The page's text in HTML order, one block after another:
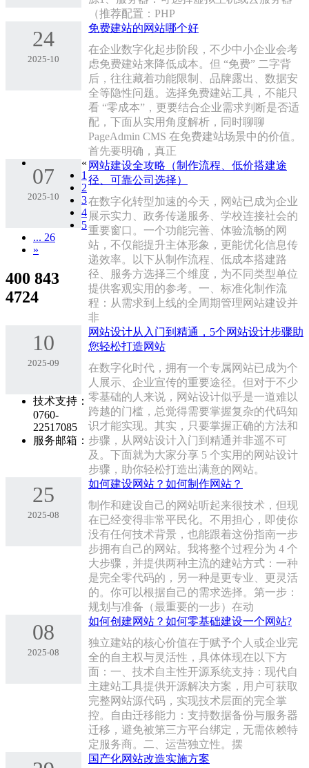
（推荐配置：PHP
免费建站的网站哪个好
在企业数字化起步阶段，不少中小企业会考
虑免费建站来降低成本。但 “免费” 二字背
后，往往藏着功能限制、品牌露出、数据安
全等隐性问题。选择免费建站工具，不能只
看 “零成本”，更要结合企业需求判断是否适
配，下面从实用角度解析，同时聊聊
PageAdmin CMS 在免费建站场景中的价值。
首先要明确，真正
24
2025-10
网站建设全攻略（制作流程、低价搭建途
径、可靠公司选择）
在数字化转型加速的今天，网站已成为企业
展示实力、政务传递服务、学校连接社会的
重要窗口。一个功能完善、体验流畅的网
站，不仅能提升主体形象，更能优化信息传
递效率。以下从制作流程、低成本搭建路
径、服务方选择三个维度，为不同类型单位
提供客观实用的参考。一、标准化制作流
程：从需求到上线的全周期管理网站建设并
非
07
2025-10
网站设计从入门到精通，5个网站设计步骤助
您轻松打造网站
在数字化时代，拥有一个专属网站已成为个
人展示、企业宣传的重要途径。但对于不少
零基础的人来说，网站设计似乎是一道难以
跨越的门槛，总觉得需要掌握复杂的代码知
识才能实现。其实，只要掌握正确的方法和
步骤，从网站设计入门到精通并非遥不可
及。下面就为大家分享 5 个实用的网站设计
步骤，助你轻松打造出满意的网站。
10
2025-09
如何建设网站？如何制作网站？
制作和建设自己的网站听起来很技术，但现
在已经变得非常平民化。不用担心，即使你
没有任何技术背景，也能跟着这份指南一步
步拥有自己的网站。我将整个过程分为 4 个
大步骤，并提供两种主流的建站方式：一种
是完全零代码的，另一种是更专业、更灵活
的。你可以根据自己的需求选择。第一步：
规划与准备（最重要的一步）在动
25
2025-08
如何创建网站？如何零基础建设一个网站?
独立建站的核心价值在于赋予个人或企业完
全的自主权与灵活性，具体体现在以下方
面：一、技术自主性‌开源系统支持‌：现代自
主建站工具提供开源解决方案，用户可获取
完整网站源代码，实现技术层面的完全掌
控。‌自由迁移能力‌：支持数据备份与服务器
迁移，避免被第三方平台绑定，无需依赖特
定服务商。二、运营独立性。‌摆
08
2025-08
国产化网站改造实施方案
«
1
2
3
4
5
... 26
»
400 843
4724
技术支持：
0760-
22517085
服务邮箱：